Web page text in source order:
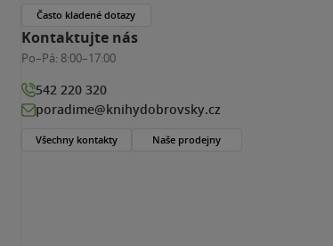
Často kladené dotazy
Kontaktujte nás
Po–Pá: 8:00–17:00
542 220 320
poradime@knihydobrovsky.cz
Všechny kontakty Naše prodejny